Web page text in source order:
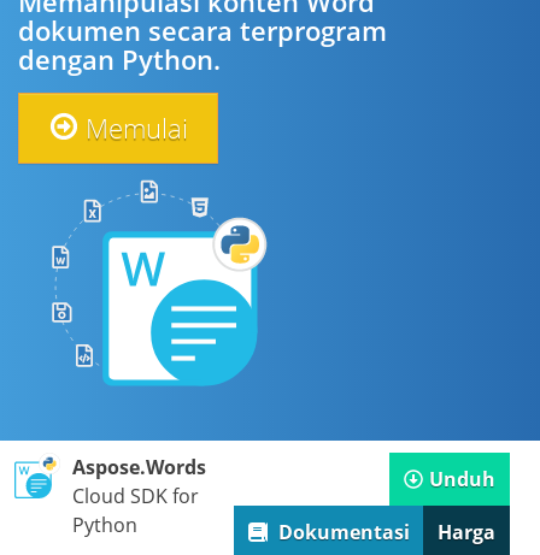
dokumen secara terprogram
dengan Python.
Memulai
Aspose.Words
Cloud SDK for
Python
Unduh
Dokumentasi
Harga